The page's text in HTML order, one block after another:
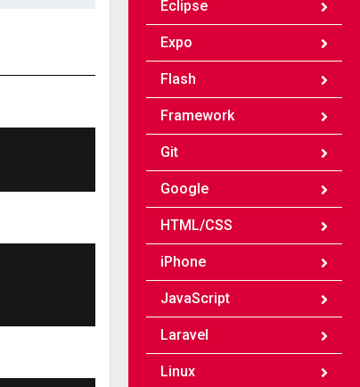
Eclipse
Expo
Flash
Framework
Git
Google
HTML/CSS
iPhone
JavaScript
Laravel
Linux